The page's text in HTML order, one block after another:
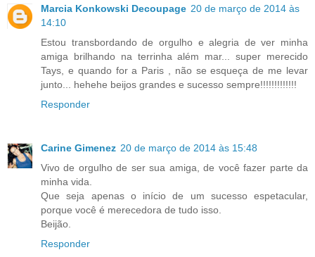
Marcia Konkowski Decoupage 20 de março de 2014 às
14:10
Estou transbordando de orgulho e alegria de ver minha
amiga brilhando na terrinha além mar... super merecido
Tays, e quando for a Paris , não se esqueça de me levar
junto... hehehe beijos grandes e sucesso sempre!!!!!!!!!!!!!
Responder
Carine Gimenez 20 de março de 2014 às 15:48
Vivo de orgulho de ser sua amiga, de você fazer parte da
minha vida.
Que seja apenas o início de um sucesso espetacular,
porque você é merecedora de tudo isso.
Beijão.
Responder